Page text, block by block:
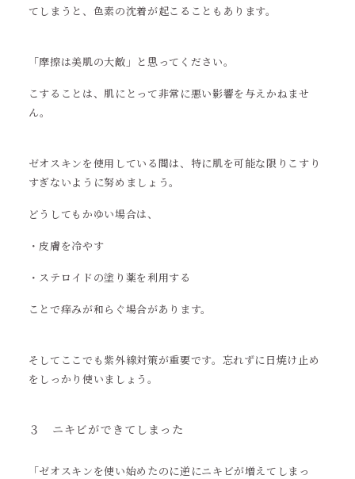
てしまうと、色素の沈着が起こることもあります。
「摩擦は美肌の大敵」と思ってください。
こすることは、肌にとって非常に悪い影響を与えかねませ
ん。
ゼオスキンを使用している間は、特に肌を可能な限りこすり
すぎないように努めましょう。
どうしてもかゆい場合は、
・皮膚を冷やす
・ステロイドの塗り薬を利用する
ことで痒みが和らぐ場合があります。
そしてここでも紫外線対策が重要です。忘れずに日焼け止め
をしっかり使いましょう。
３ ニキビができてしまった
「ゼオスキンを使い始めたのに逆にニキビが増えてしまっ